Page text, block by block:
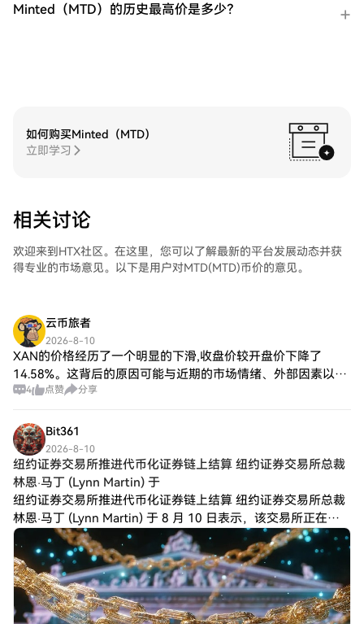
币。第四步：交易iShares 巴西 MSCI 指数
Minted（MTD）的历史最高价是多少？
如何购买Minted（MTD）
立即学习
相关讨论
欢迎来到HTX社区。在这里，您可以了解最新的平台发展动态并获
得专业的市场意见。以下是用户对MTD(MTD)币价的意见。
云币旅者
2026-8-10
XAN的价格经历了一个明显的下滑,收盘价较开盘价下降了
14.58%。这背后的原因可能与近期的市场情绪、外部因素以及
项目本身的发展状况有关。 结合最近一则快讯,前以太坊基金会
4 点赞 分享
Bit361
2026-8-10
纽约证券交易所推进代币化证券链上结算 纽约证券交易所总裁
林恩·马丁 (Lynn Martin) 于
纽约证券交易所推进代币化证券链上结算 纽约证券交易所总裁
林恩·马丁 (Lynn Martin) 于 8 月 10 日表示，该交易所正在继
续开发用于代币化证券链上结算的基础设施。此前数月，交易
所曾概述了